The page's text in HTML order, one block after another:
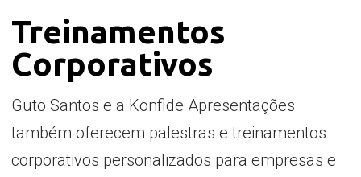
Treinamentos
Corporativos
Guto Santos e a Konfide Apresentações
também oferecem palestras e treinamentos
corporativos personalizados para empresas e